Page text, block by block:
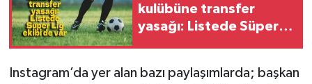
kulübüne transfer
yasağı: Listede Süper
Instagram’da yer alan bazı paylaşımlarda; başkan